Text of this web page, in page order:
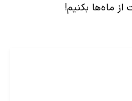
ماه‌ها بکنیم!